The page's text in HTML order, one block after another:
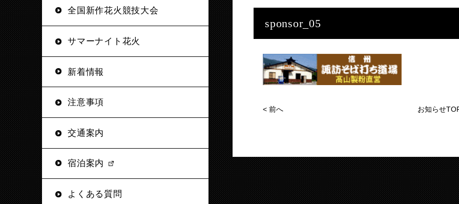
sponsor_05
< 前へ お知らせ
全国新作花火競技大会
サマーナイト花火
新着情報
注意事項
交通案内
宿泊案内
よくある質問